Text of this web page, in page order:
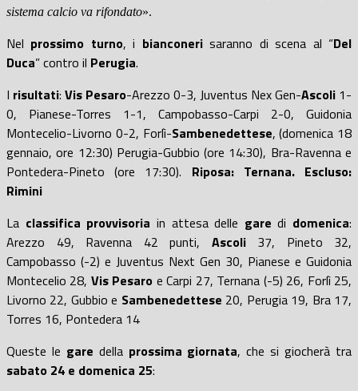
sistema calcio va rifondato».
Nel prossimo turno, i bianconerisaranno di scena al “Del
Duca” contro il Perugia.
I risultati: Vis Pesaro-Arezzo 0-3, Juventus Nex Gen-Ascoli 1-
0, Pianese-Torres 1-1, Campobasso-Carpi 2-0, Guidonia
Montecelio-Livorno 0-2, Forlì-Sambenedettese, (domenica 18
gennaio, ore 12:30) Perugia-Gubbio (ore 14:30), Bra-Ravenna e
Pontedera-Pineto (ore 17:30). Riposa: Ternana. Escluso:
Rimini
La classifica provvisoria in attesa delle gare di domenica:
Arezzo 49, Ravenna 42 punti, Ascoli37, Pineto 32,
Campobasso (-2) e Juventus Next Gen 30, Pianese e Guidonia
Montecelio 28, Vis Pesaro e Carpi 27, Ternana (-5) 26, Forlì 25,
Livorno 22, Gubbio e Sambenedettese 20, Perugia 19, Bra 17,
Torres 16, Pontedera 14
Queste le gare della prossima giornata, che si giocherà tra
sabato 24 e domenica 25: